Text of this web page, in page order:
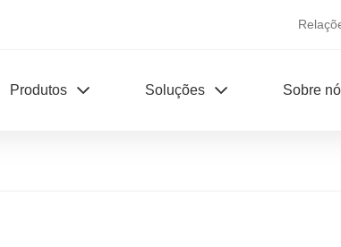
Produtos Soluções Sobre